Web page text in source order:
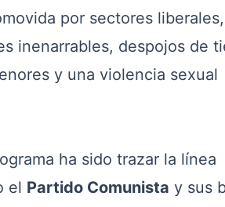
por sectores liberales,
inenarrables, despojos de
y una violencia sexual
ha sido trazar la línea
el Partido Comunista y sus